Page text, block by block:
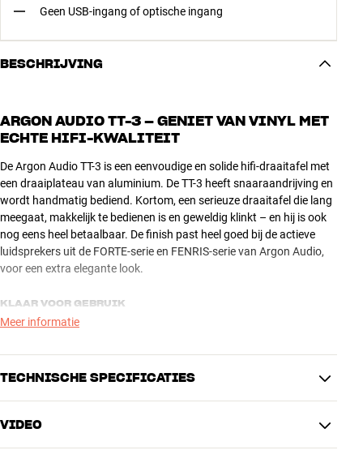
Geen USB-ingang of optische ingang
BESCHRIJVING
ARGON AUDIO TT-3 – GENIET VAN VINYL MET
ECHTE HIFI-KWALITEIT
De Argon Audio TT-3 is een eenvoudige en solide hifi-draaitafel met
een draaiplateau van aluminium. De TT-3 heeft snaaraandrijving en
wordt handmatig bediend. Kortom, een serieuze draaitafel die lang
meegaat, makkelijk te bedienen is en geweldig klinkt – en hij is ook
nog eens heel betaalbaar. De finish past heel goed bij de actieve
luidsprekers uit de FORTE-serie en FENRIS-serie van Argon Audio,
voor een extra elegante look.
KLAAR VOOR GEBRUIK
Wordt speelklaar geleverd met een uitstekend element van Ortofon
Je kunt de toonarm ook upgraden en vervangen door een
hebt – wij staan voor je klaar!
Meer informatie
TECHNISCHE SPECIFICATIES
AANSLUITINGEN
VIDEO